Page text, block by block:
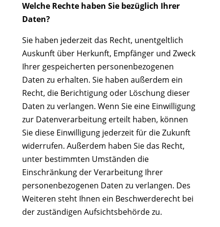
Welche Rechte haben Sie bezüglich Ihrer
Daten?
Sie haben jederzeit das Recht, unentgeltlich
Auskunft über Herkunft, Empfänger und Zweck
Ihrer gespeicherten personenbezogenen
Daten zu erhalten. Sie haben außerdem ein
Recht, die Berichtigung oder Löschung dieser
Daten zu verlangen. Wenn Sie eine Einwilligung
zur Datenverarbeitung erteilt haben, können
Sie diese Einwilligung jederzeit für die Zukunft
widerrufen. Außerdem haben Sie das Recht,
unter bestimmten Umständen die
Einschränkung der Verarbeitung Ihrer
personenbezogenen Daten zu verlangen. Des
Weiteren steht Ihnen ein Beschwerderecht bei
der zuständigen Aufsichtsbehörde zu.